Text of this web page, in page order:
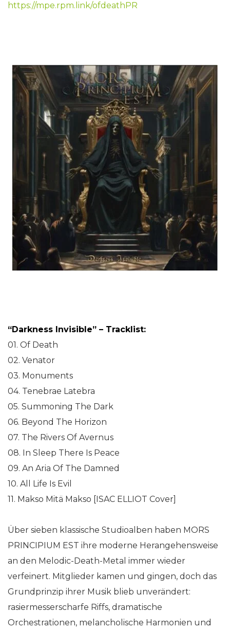
https://mpe.rpm.link/ofdeathPR
“Darkness Invisible” – Tracklist:
01. Of Death
02. Venator
03. Monuments
04. Tenebrae Latebra
05. Summoning The Dark
06. Beyond The Horizon
07. The Rivers Of Avernus
08. In Sleep There Is Peace
09. An Aria Of The Damned
10. All Life Is Evil
11. Makso Mitä Makso [ISAC ELLIOT Cover]
Über sieben klassische Studioalben haben MORS
PRINCIPIUM EST ihre moderne Herangehensweise
an den Melodic-Death-Metal immer wieder
verfeinert. Mitglieder kamen und gingen, doch das
Grundprinzip ihrer Musik blieb unverändert:
rasiermesserscharfe Riffs, dramatische
Orchestrationen, melancholische Harmonien und